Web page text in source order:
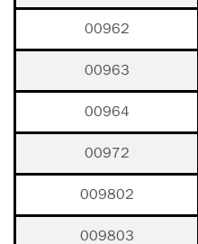
00962
00963
00964
00972
009802
009803